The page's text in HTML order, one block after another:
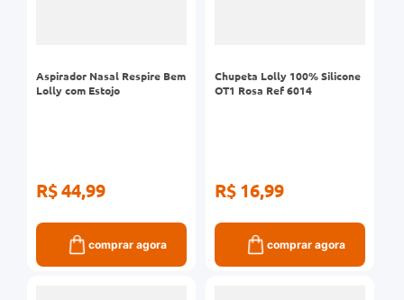
Aspirador Nasal Respire Bem
Lolly com Estojo
R$ 44,99
comprar agora
Chupeta Lolly 100% Silicone
OT1 Rosa Ref 6014
R$ 16,99
comprar agora